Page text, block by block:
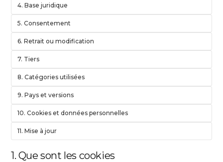
4. Base juridique
5. Consentement
6. Retrait ou modification
7. Tiers
8. Catégories utilisées
9. Pays et versions
10. Cookies et données personnelles
11. Mise à jour
1. Que sont les cookies